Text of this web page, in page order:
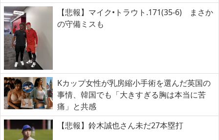
【悲報】マイク•トラウト.171(35-6) まさか
の守備ミスも
Kカップ女性が乳房縮小手術を選んだ英国の
事情、韓国でも「大きすぎる胸は本当に苦
痛」と共感
【悲報】鈴木誠也さん未だ27本塁打